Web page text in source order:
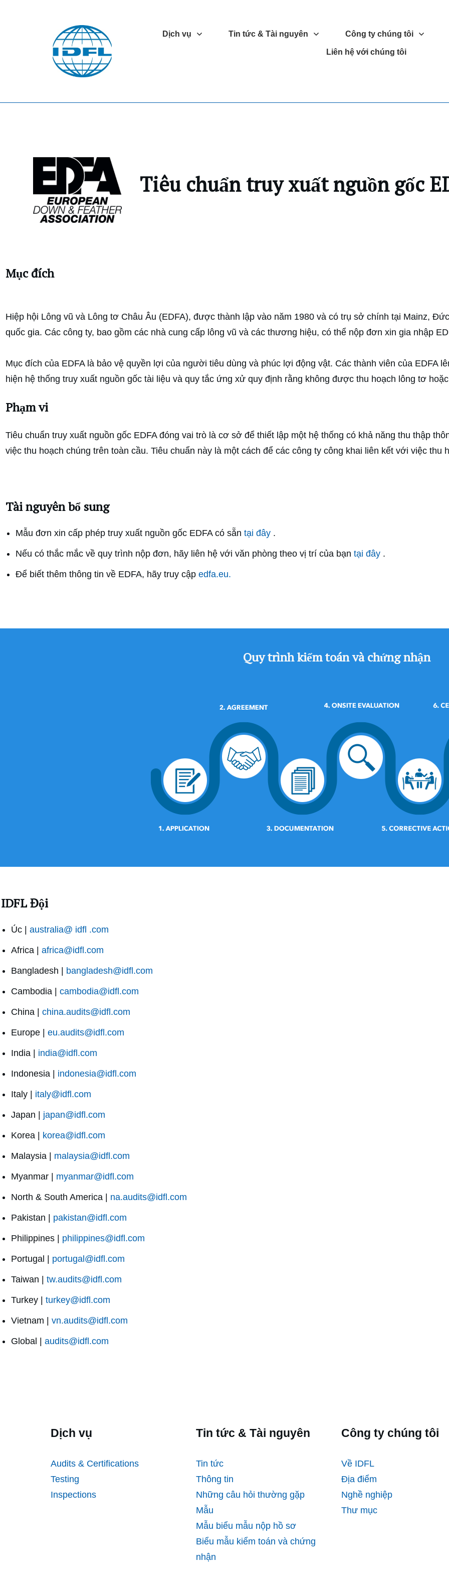
Dịch vụ Tin tức & Tài nguyên Công ty chúng tôi
Liên hệ với chúng tôi
Tiêu chuẩn truy xuất nguồn gốc
Mục đích
Hiệp hội Lông vũ và Lông tơ Châu Âu (EDFA), được thành lập vào năm 1980 và có trụ sở chính tại Mainz,
quốc gia. Các công ty, bao gồm các nhà cung cấp lông vũ và các thương hiệu, có thể nộp đơn xin gia nhập
Mục đích của EDFA là bảo vệ quyền lợi của người tiêu dùng và phúc lợi động vật. Các thành viên của EDFA
hiện hệ thống truy xuất nguồn gốc tài liệu và quy tắc ứng xử quy định rằng không được thu hoạch lông tơ
Phạm vi
Tiêu chuẩn truy xuất nguồn gốc EDFA đóng vai trò là cơ sở để thiết lập một hệ thống có khả năng thu thập
việc thu hoạch chúng trên toàn cầu. Tiêu chuẩn này là một cách để các công ty công khai liên kết với việc
Tài nguyên bổ sung
Mẫu đơn xin cấp phép truy xuất nguồn gốc EDFA có sẵn tại đây .
Nếu có thắc mắc về quy trình nộp đơn, hãy liên hệ với văn phòng theo vị trí của bạn tại đây .
Để biết thêm thông tin về EDFA, hãy truy cập edfa.eu.
Quy trình kiểm toán và chứng nhận
IDFL Đội
Úc | australia@ idfl .com
Africa | africa@idfl.com
Bangladesh | bangladesh@idfl.com
Cambodia | cambodia@idfl.com
China | china.audits@idfl.com
Europe | eu.audits@idfl.com
India | india@idfl.com
Indonesia | indonesia@idfl.com
Italy | italy@idfl.com
Japan | japan@idfl.com
Korea | korea@idfl.com
Malaysia | malaysia@idfl.com
Myanmar | myanmar@idfl.com
North & South America | na.audits@idfl.com
Pakistan | pakistan@idfl.com
Philippines | philippines@idfl.com
Portugal | portugal@idfl.com
Taiwan | tw.audits@idfl.com
Turkey | turkey@idfl.com
Vietnam | vn.audits@idfl.com
Global | audits@idfl.com
Dịch vụ
Audits & Certifications
Testing
Inspections
Tin tức & Tài nguyên
Tin tức
Thông tin
Những câu hỏi thường gặp
Mẫu
Mẫu biểu mẫu nộp hồ sơ
Biểu mẫu kiểm toán và chứng
nhận
Công ty chúng tôi
Về IDFL
Địa điểm
Nghề nghiệp
Thư mục